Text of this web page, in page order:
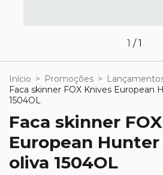
1 /1
Início > Promoções >
Faca skinner FOX Knives European
1504OL
Faca skinner
European
oliva 1504OL